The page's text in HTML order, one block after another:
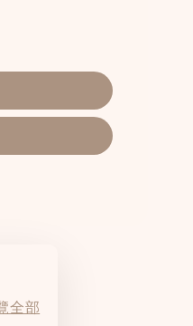
全部